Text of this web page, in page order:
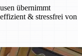
übernimmt
& stressfrei von